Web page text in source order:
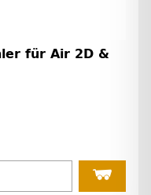
für Air 2D &